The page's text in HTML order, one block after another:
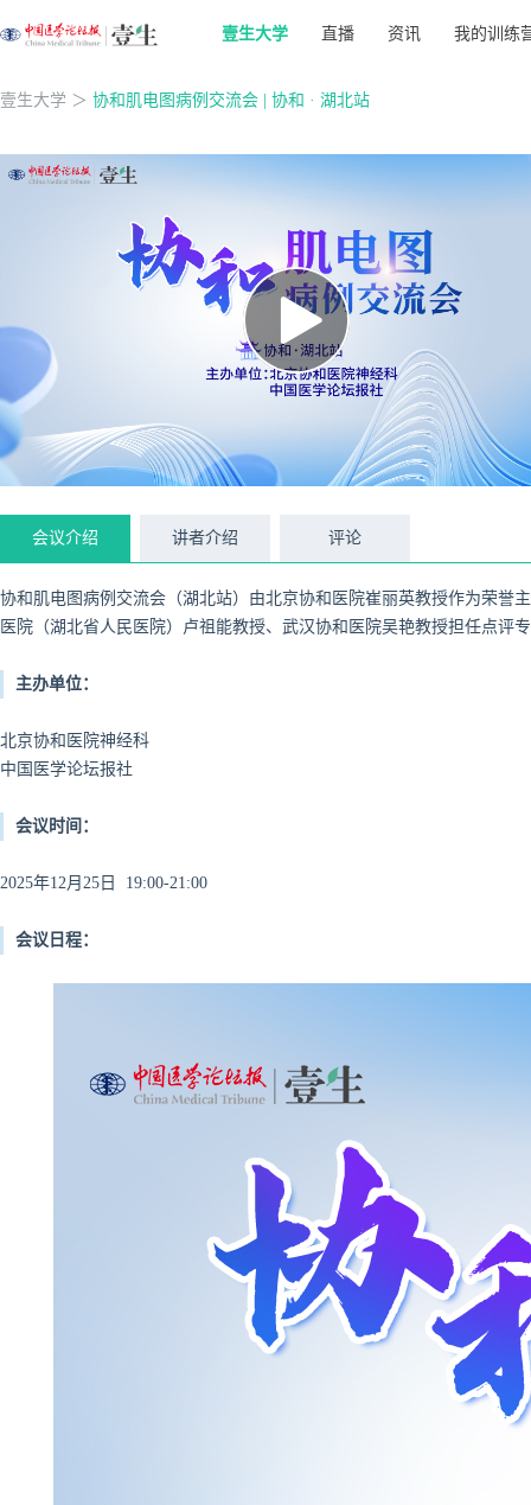
壹生大学 直播 资讯 我的训练
壹生大学 ＞ 协和肌电图病例交流会 | 协和 · 湖北站
会议介绍 讲者介绍 评论
协和肌电图病例交流会（湖北站）由北京协和医院崔丽英教授作为荣誉
医院（湖北省人民医院）卢祖能教授、武汉协和医院吴艳教授担任点
主办单位：
北京协和医院神经科
中国医学论坛报社
会议时间：
2025年12月25日 19:00-21:00
会议日程：